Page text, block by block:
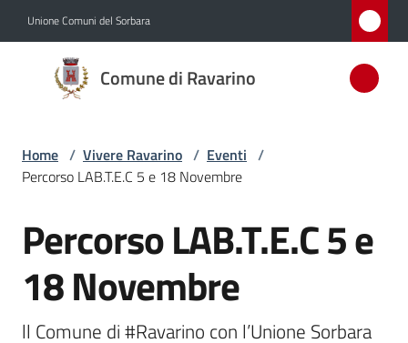
Unione Comuni del Sorbara
Comune di Ravarino
Comune
di
Novità
Servizi
Home / Vivere Ravarino / Eventi /
Percorso LAB.T.E.C 5 e 18 Novembre
Salta al contenuto
Percorso LAB.T.E.C 5 e
18 Novembre
ll Comune di #Ravarino con l’Unione Sorbara